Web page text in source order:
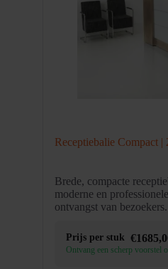
Receptiebalie Compact |
Brede, compacte
moderne en
ontvangst van bezoekers.
Prijs per stuk €
Ontvang een scherp voorstel